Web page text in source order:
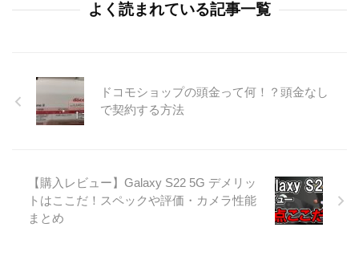
よく読まれている記事一覧
ドコモショップの頭金って何！？頭金なし
で契約する方法
【購入レビュー】Galaxy S22 5G デメリッ
トはここだ！スペックや評価・カメラ性能
まとめ